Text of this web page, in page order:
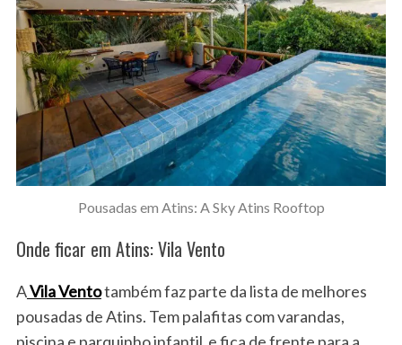
Pousadas em Atins: A Sky Atins Rooftop
Onde ficar em Atins: Vila Vento
AVila Ventotambém faz parte da lista de melhores
pousadas de Atins. Tem palafitas com varandas,
piscina e parquinho infantil e fica de frente para a